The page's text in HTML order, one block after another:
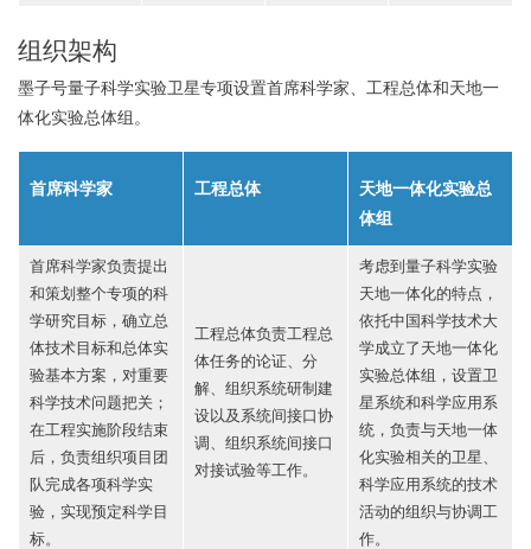
组织架构
墨子号量子科学实验卫星专项设置首席科学家、工程总体和天地一
体化实验总体组。
首席科学家 工程总体
天地一体化实验总
体组
首席科学家负责提出
和策划整个专项的科
学研究目标，确立总
体技术目标和总体实
验基本方案，对重要
科学技术问题把关；
在工程实施阶段结束
后，负责组织项目团
队完成各项科学实
验，实现预定科学目
标。
工程总体负责工程总
体任务的论证、分
解、组织系统研制建
设以及系统间接口协
调、组织系统间接口
对接试验等工作。
考虑到量子科学实验
天地一体化的特点，
依托中国科学技术大
学成立了天地一体化
实验总体组，设置卫
星系统和科学应用系
统，负责与天地一体
化实验相关的卫星、
科学应用系统的技术
活动的组织与协调工
作。